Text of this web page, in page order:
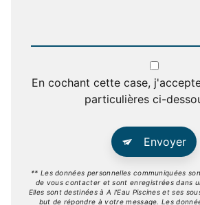
En cochant cette case,
particulières ci-
Envoyer
** Les données personnelles communiquées
de vous contacter et sont enregistrées dans
Elles sont destinées à A l'Eau Piscines et ses
but de répondre à votre message. Les